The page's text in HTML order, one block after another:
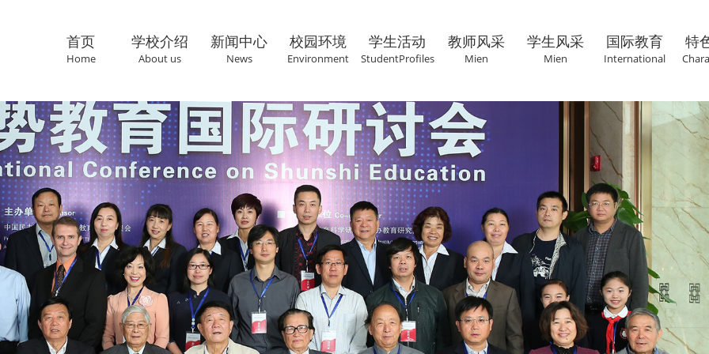
首页
Home
学校介绍
About us
新闻中心
News
校园环境
Environment
学生活动
StudentProfiles
教师风采
Mien
学生风采
Mien
国际教育
International
特
联系我们
Cantact us